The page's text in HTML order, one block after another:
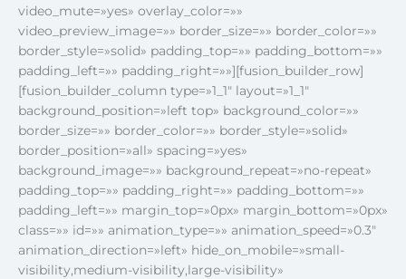
video_mute=»yes» overlay_color=»»
video_preview_image=»» border_size=»» border_color=»»
border_style=»solid» padding_top=»» padding_bottom=»»
padding_left=»» padding_right=»»][fusion_builder_row]
[fusion_builder_column type=»1_1″ layout=»1_1″
background_position=»left top» background_color=»»
border_size=»» border_color=»» border_style=»solid»
border_position=»all» spacing=»yes»
background_image=»» background_repeat=»no-repeat»
padding_top=»» padding_right=»» padding_bottom=»»
padding_left=»» margin_top=»0px» margin_bottom=»0px»
class=»» id=»» animation_type=»» animation_speed=»0.3″
animation_direction=»left» hide_on_mobile=»small-
visibility,medium-visibility,large-visibility»